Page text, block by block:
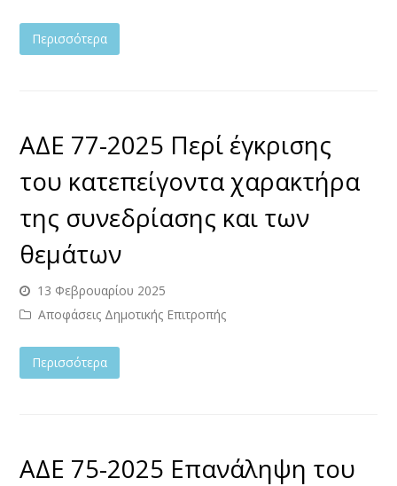
Περισσότερα
ΑΔΕ 77-2025 Περί έγκρισης
του κατεπείγοντα χαρακτήρα
της συνεδρίασης και των
θεμάτων
13 Φεβρουαρίου 2025
Αποφάσεις Δημοτικής Επιτροπής
Περισσότερα
ΑΔΕ 75-2025 Επανάληψη του